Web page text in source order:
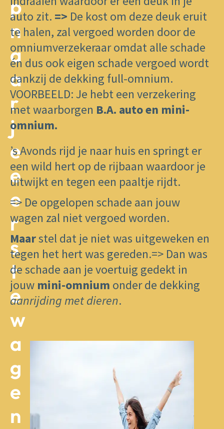
p
n
a
a
r
j
e
e
e
r
s
t
e
w
a
g
e
n
auto zit. => De kost om deze deuk eruit
te halen, zal vergoed worden door de
omniumverzekeraar omdat alle schade
én dus ook eigen schade vergoed wordt
dankzij de dekking full-omnium.
​VOORBEELD: Je hebt een verzekering
met waarborgen B.A. auto en mini-
omnium.
’s Avonds rijd je naar huis en springt er
een wild hert op de rijbaan waardoor je
uitwijkt en tegen een paaltje rijdt.
=> De opgelopen schade aan jouw
wagen zal niet vergoed worden.
Maarstel dat je niet was uitgeweken en
tegen het hert was gereden.=> Dan was
de schade aan je voertuig gedekt in
jouw mini-omnium onder de dekking
aanrijding met dieren.